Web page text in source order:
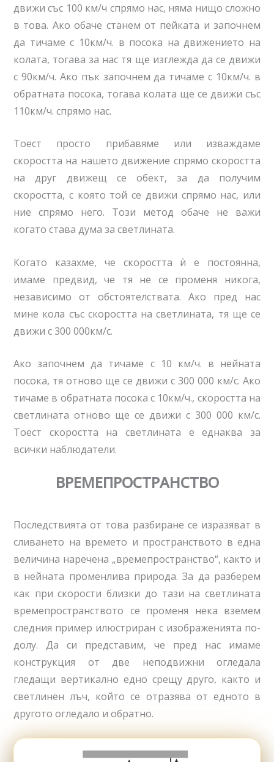
движи със 100 км/ч спрямо нас, няма нищо сложно
в това. Ако обаче станем от пейката и започнем
да тичаме с 10км/ч. в посока на движението на
колата, тогава за нас тя ще изглежда да се движи
с 90км/ч. Ако пък започнем да тичаме с 10км/ч. в
обратната посока, тогава колата ще се движи със
110км/ч. спрямо нас.
Тоест просто прибавяме или изваждаме
скоростта на нашето движение спрямо скоростта
на друг движещ се обект, за да получим
скоростта, с която той се движи спрямо нас, или
ние спрямо него. Този метод обаче не важи
когато става дума за светлината.
Когато казахме, че скоростта ѝ е постоянна,
имаме предвид, че тя не се променя никога,
независимо от обстоятелствата. Ако пред нас
мине кола със скоростта на светлината, тя ще се
движи с 300 000км/с.
Ако започнем да тичаме с 10 км/ч. в нейната
посока, тя отново ще се движи с 300 000 км/с. Ако
тичаме в обратната посока с 10км/ч., скоростта на
светлината отново ще се движи с 300 000 км/с.
Тоест скоростта на светлината е еднаква за
всички наблюдатели.
ВРЕМЕПРОСТРАНСТВО
Последствията от това разбиране се изразяват в
сливането на времето и пространството в една
величина наречена „времепространство“, както и
в нейната променлива природа. За да разберем
как при скорости близки до тази на светлината
времепространството се променя нека вземем
следния пример илюстриран с изображенията по-
долу. Да си представим, че пред нас имаме
конструкция от две неподвижни огледала
гледащи вертикално едно срещу друго, както и
светлинен лъч, който се отразява от едното в
другото огледало и обратно.